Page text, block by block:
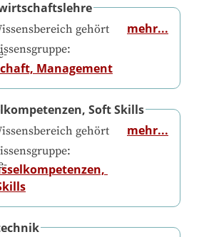
gehört
Management
mehr...
Soft Skills
gehört
mehr...